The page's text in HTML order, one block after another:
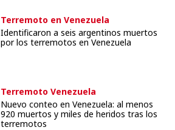
Terremoto en Venezuela
Identificaron a seis argentinos muertos
por los terremotos en Venezuela
Terremoto Venezuela
Nuevo conteo en Venezuela: al menos
920 muertos y miles de heridos tras los
terremotos